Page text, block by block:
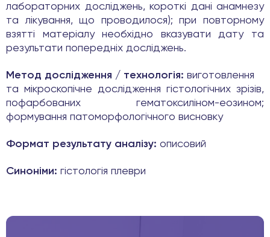
лабораторних досліджень, короткі дані анамнезу
та лікування, що проводилося); при повторному
взятті матеріалу необхідно вказувати дату та
результати попередніх досліджень.
Метод дослідження / технологія: виготовлення
та мікроскопічне дослідження гістологічних зрізів,
пофарбованих гематоксиліном-еозином;
формування патоморфологічного висновку
Формат результату аналізу: описовий
Синоніми: гістологія плеври